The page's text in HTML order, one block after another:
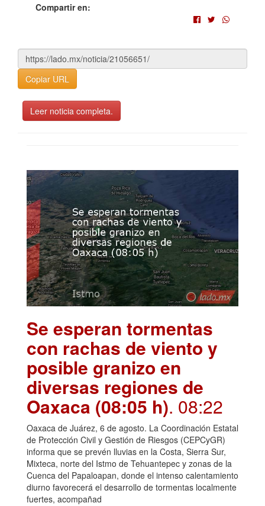
Compartir en:
Copiar URL
Leer noticia completa.
Se esperan tormentas
con rachas de viento y
posible granizo en
diversas regiones de
Oaxaca (08:05 h). 08:22
Oaxaca de Juárez, 6 de agosto. La Coordinación Estatal
de Protección Civil y Gestión de Riesgos (CEPCyGR)
informa que se prevén lluvias en la Costa, Sierra Sur,
Mixteca, norte del Istmo de Tehuantepec y zonas de la
Cuenca del Papaloapan, donde el intenso calentamiento
diurno favorecerá el desarrollo de tormentas localmente
fuertes, acompañad